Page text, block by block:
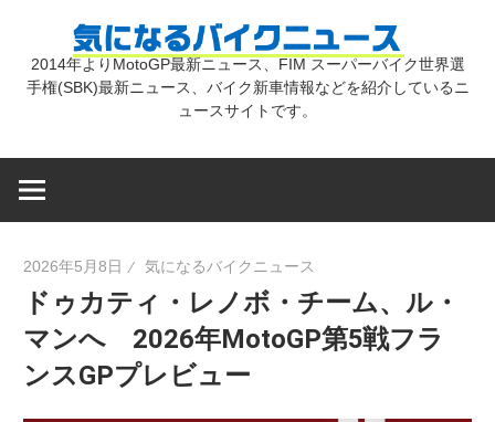
気
バ
2014年よりMotoGP最新ニュース、FIM スーパーバイク世界選
手権(SBK)最新ニュース、バイク新車情報などを紹介しているニ
ュースサイトです。
2026年5月8日 気になるバイクニュース
ドゥカティ・レノボ・チーム、ル・
マンへ 2026年MotoGP第5戦フラ
ンスGPプレビュー